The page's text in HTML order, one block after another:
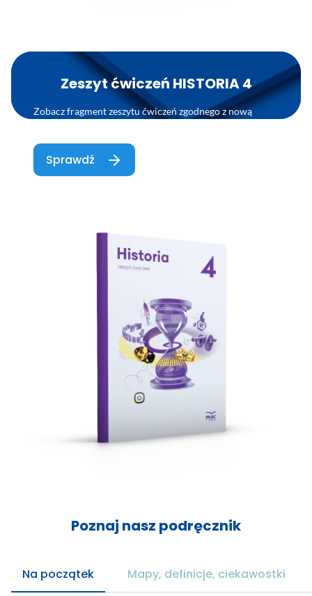
Zeszyt ćwiczeń HISTORIA 4
Zobacz fragment zeszytu ćwiczeń zgodnego z nową
Sprawdź
Poznaj nasz podręcznik
Na początek Mapy, definicje, ciekawostki